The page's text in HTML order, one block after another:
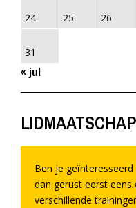
24 25 26
31
« jul
LIDMAATSCHAP
Ben je
dan gerust eerst
verschillende